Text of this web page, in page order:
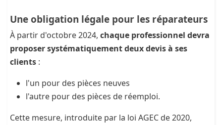
Une obligation légale pour les réparateurs
À partir d'octobre 2024, chaque professionnel devra
proposer systématiquement deux devis à ses
clients :
l'un pour des pièces neuves
l'autre pour des pièces de réemploi.
Cette mesure, introduite par la loi AGEC de 2020,